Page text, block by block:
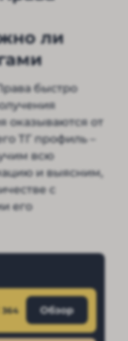
ли
быстро
оказываются от
ТГ профиль –
всю
и выясним,
с
его
364 Обзор